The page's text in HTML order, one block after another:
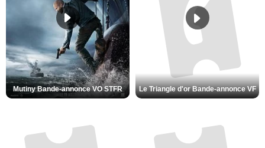
Mutiny Bande-annonce VO STFR Le Triangle d'or Bande-annonce VF